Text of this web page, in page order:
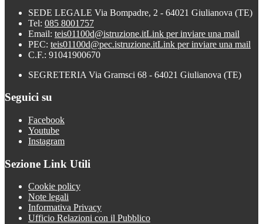
SEDE LEGALE Via Bompadre, 2 - 64021 Giulianova (TE)
Tel: 085 8001757
Email: teis01100d@istruzione.itLink per inviare una mail
PEC: teis01100d@pec.istruzione.itLink per inviare una mail
C.F.: 91041900670
SEGRETERIA Via Gramsci 68 - 64021 Giulianova (TE)
Seguici su
Facebook
Youtube
Instagram
Sezione Link Utili
Cookie policy
Note legali
Informativa Privacy
Ufficio Relazioni con il Pubblico